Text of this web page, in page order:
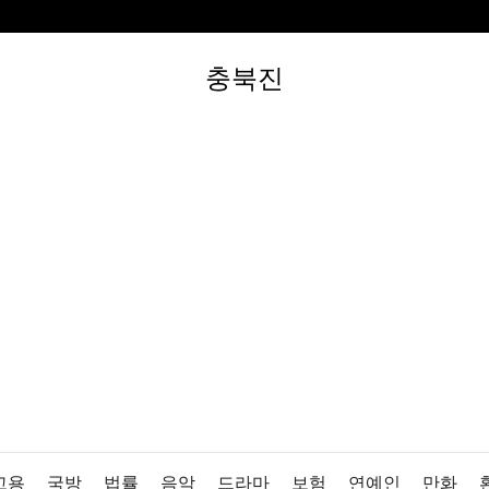
충북진
용 국방 법률 음악 드라마 보험 연예인 만화